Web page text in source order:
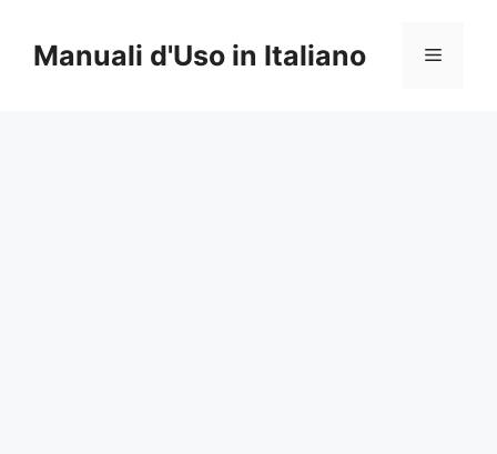
contenuto
Manuali d'Uso in Italiano Menu